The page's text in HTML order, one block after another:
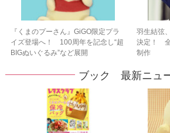
『くまのプーさん』GiGO限定プラ
イズ登場へ！ 100周年を記念し“超
BIGぬいぐるみ”など展開
羽生結弦
決定！
制作
ブック 最新ニュ